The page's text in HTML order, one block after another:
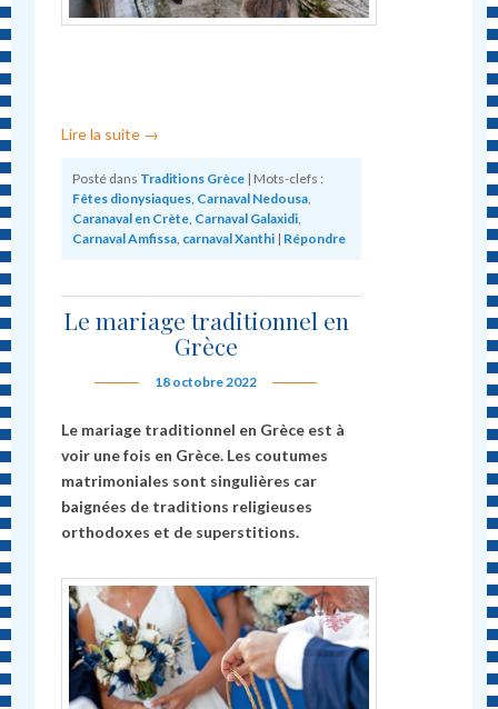
Lire la suite →
Posté dans Traditions Grèce | Mots-clefs :
Fêtes dionysiaques Carnaval Nedousa
Caranaval en Crète Carnaval Galaxidi
Carnaval Amfissa carnaval Xanthi | Répondre
Le mariage traditionnel en
Grèce
18 octobre 2022
Le mariage traditionnel en Grèce est à
voir une fois en Grèce. Les coutumes
matrimoniales sont singulières car
baignées de traditions religieuses
orthodoxes et de superstitions.